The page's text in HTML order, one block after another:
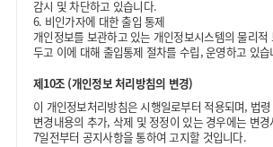
감시 및 차단하고 있습니다.
6. 비인가자에 대한 출입 통제
개인정보를 보관하고 있는 개인정보시스템의 물리적
두고 이에 대해 출입통제 절차를 수립, 운영하고 있습
제10조 (개인정보 처리방침의 변경)
이 개인정보처리방침은 시행일로부터 적용되며, 법
변경내용의 추가, 삭제 및 정정이 있는 경우에는 변
7일전부터 공지사항을 통하여 고지할 것입니다.